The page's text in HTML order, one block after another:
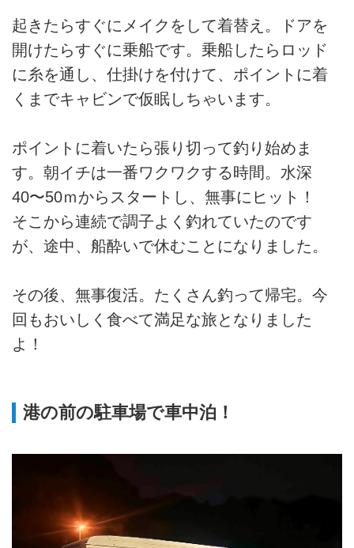
起きたらすぐにメイクをして着替え。ドアを
開けたらすぐに乗船です。乗船したらロッド
に糸を通し、仕掛けを付けて、ポイントに着
くまでキャビンで仮眠しちゃいます。
ポイントに着いたら張り切って釣り始めま
す。朝イチは一番ワクワクする時間。水深
40〜50ｍからスタートし、無事にヒット！
そこから連続で調子よく釣れていたのです
が、途中、船酔いで休むことになりました。
その後、無事復活。たくさん釣って帰宅。今
回もおいしく食べて満足な旅となりました
よ！
港の前の駐車場で車中泊！